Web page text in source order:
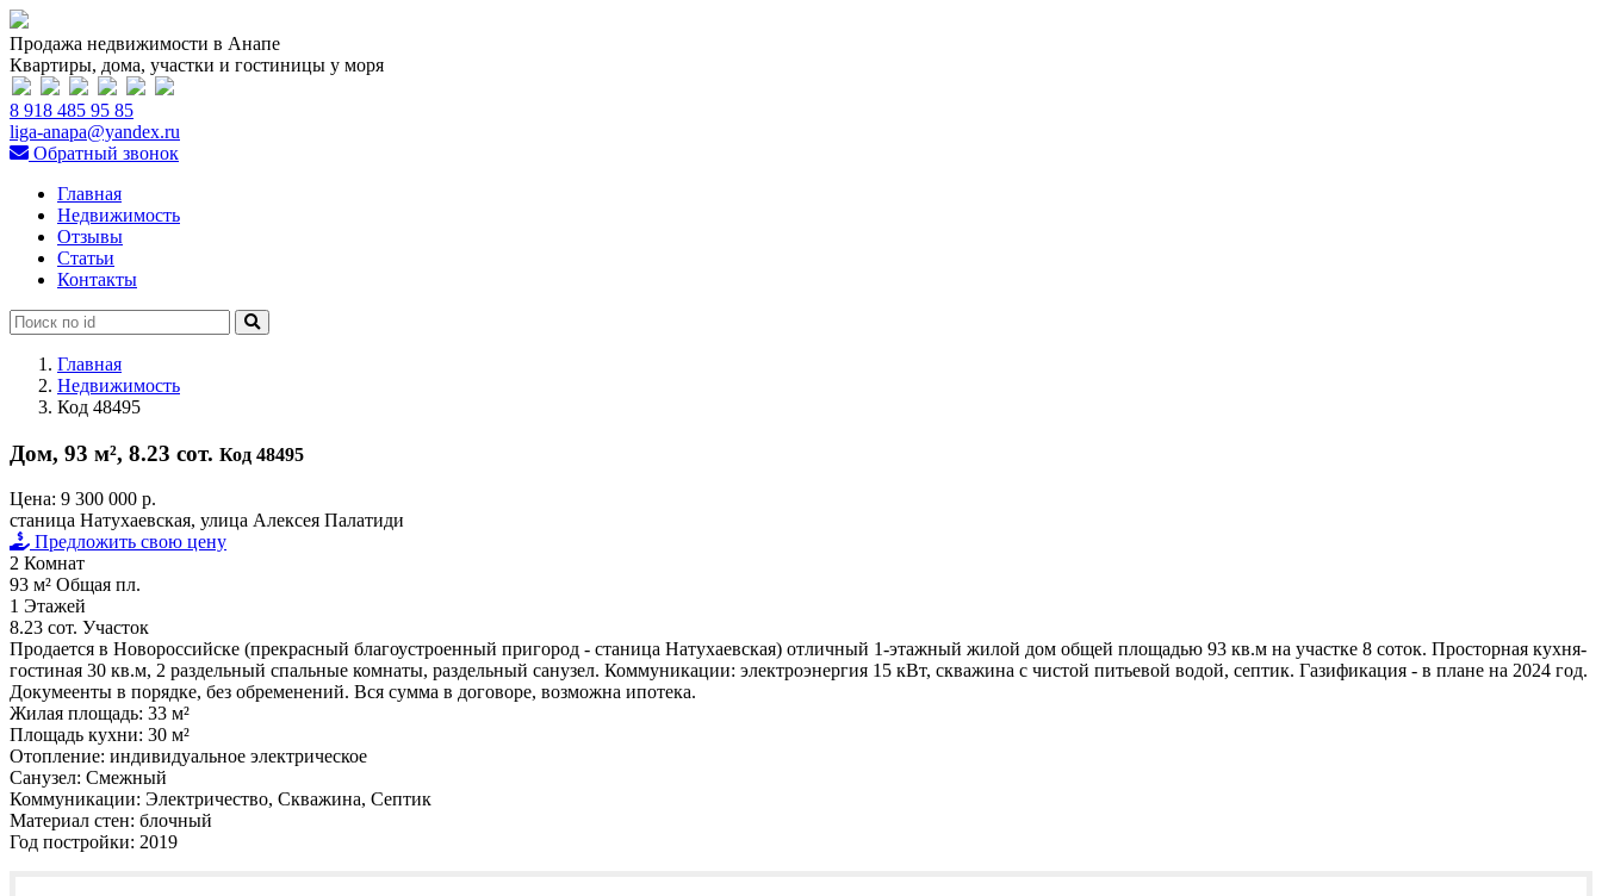
Продажа недвижимости в Анапе
Квартиры, дома, участки и гостиницы у моря
8 918 485 95 85
liga-anapa@yandex.ru
Обратный звонок
Главная
Недвижимость
Отзывы
Статьи
Контакты
Главная
Недвижимость
Код 48495
Дом, 93 м², 8.23 сот. Код 48495
Цена: 9 300 000 р.
станица Натухаевская, улица Алексея Палатиди
Предложить свою цену
2 Комнат
93 м² Общая пл.
1 Этажей
8.23 сот. Участок
Продается в Новороссийске (прекрасный благоустроенный пригород - станица Натухаевская) отличный 1-этажный жилой дом общей площадью 93 кв.м на участке 8 соток. Просторная кухня-
гостиная 30 кв.м, 2 раздельный спальные комнаты, раздельный санузел. Коммуникации: электроэнергия 15 кВт, скважина с чистой питьевой водой, септик. Газификация - в плане на 2024 год.
Докумеенты в порядке, без обременений. Вся сумма в договоре, возможна ипотека.
Жилая площадь: 33 м²
Площадь кухни: 30 м²
Отопление: индивидуальное электрическое
Санузел: Смежный
Коммуникации: Электричество, Скважина, Септик
Материал стен: блочный
Год постройки: 2019